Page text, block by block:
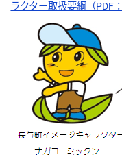
ラクター取扱要綱（PDF